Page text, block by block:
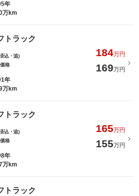
年
万km
トラック
込・追)
184万円
格
169万円
年
万km
トラック
込・追)
165万円
格
155万円
年
万km
トラック